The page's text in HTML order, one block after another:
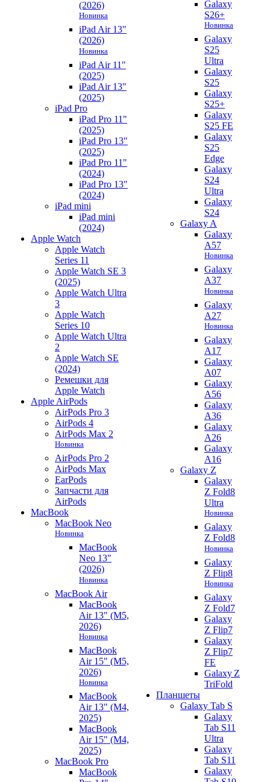
(2026)
Новинка
iPad Air 13"
(2026)
Новинка
iPad Air 11"
(2025)
iPad Air 13"
(2025)
iPad Pro
iPad Pro 11"
(2025)
iPad Pro 13"
(2025)
iPad Pro 11"
(2024)
iPad Pro 13"
(2024)
iPad mini
iPad mini
(2024)
Apple Watch
Apple Watch
Series 11
Apple Watch SE 3
(2025)
Apple Watch Ultra
3
Apple Watch
Series 10
Apple Watch Ultra
2
Apple Watch SE
(2024)
Ремешки для
Apple Watch
Apple AirPods
AirPods Pro 3
AirPods 4
AirPods Max 2
Новинка
AirPods Pro 2
AirPods Max
EarPods
Запчасти для
AirPods
MacBook
MacBook Neo
Новинка
MacBook
Neo 13"
(2026)
Новинка
MacBook Air
MacBook
Air 13" (M5,
2026)
Новинка
MacBook
Air 15" (M5,
2026)
Новинка
MacBook
Air 13" (M4,
2025)
MacBook
Air 15" (M4,
2025)
MacBook Pro
MacBook
Galaxy
S26+
Новинка
Galaxy
S25
Ultra
Galaxy
S25
Galaxy
S25+
Galaxy
S25 FE
Galaxy
S25
Edge
Galaxy
S24
Ultra
Galaxy
S24
Galaxy A
Galaxy
A57
Новинка
Galaxy
A37
Новинка
Galaxy
A27
Новинка
Galaxy
A17
Galaxy
A07
Galaxy
A56
Galaxy
A36
Galaxy
A26
Galaxy
A16
Galaxy Z
Galaxy
Z Fold8
Ultra
Новинка
Galaxy
Z Fold8
Новинка
Galaxy
Z Flip8
Новинка
Galaxy
Z Fold7
Galaxy
Z Flip7
Galaxy
Z Flip7
FE
Galaxy Z
TriFold
Планшеты
Galaxy Tab S
Galaxy
Tab S11
Ultra
Galaxy
Tab S11
Galaxy